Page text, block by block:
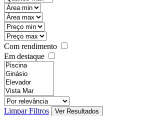
Com rendimento
Em destaque
Limpar Filtros Ver Resultados